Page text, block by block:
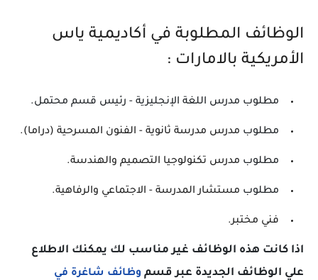
الوظائف المطلوبة في أكاديمية ياس
الأمريكية بالامارات :
مطلوب مدرس اللغة الإنجليزية - رئيس قسم محتمل.
مطلوب مدرس مدرسة ثانوية - الفنون المسرحية (دراما).
مطلوب مدرس تكنولوجيا التصميم والهندسة.
مطلوب مستشار المدرسة - الاجتماعي والرفاهية.
فني مختبر.
اذا كانت هذه الوظائف غير مناسب لك يمكنك الاطلاع
علي الوظائف الجديدة عبر قسم وظائف شاغرة في